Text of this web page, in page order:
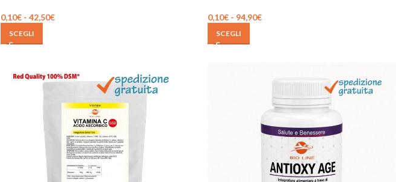
0,10€ - 42,50€
SCEGLI
0,10€ - 94,90€
SCEGLI